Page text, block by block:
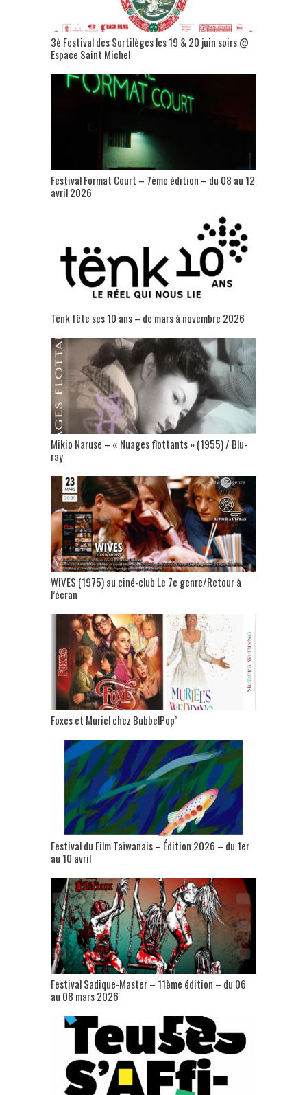
3è Festival des Sortilèges les 19 & 20 juin soirs @
Espace Saint Michel
Festival Format Court – 7ème édition – du 08 au 12
avril 2026
Tënk fête ses 10 ans – de mars à novembre 2026
Mikio Naruse – « Nuages flottants » (1955) / Blu-
ray
WIVES (1975) au ciné-club Le 7e genre/Retour à
l’écran
Foxes et Muriel chez BubbelPop’
Festival du Film Taïwanais – Édition 2026 – du 1er
au 10 avril
Festival Sadique-Master – 11ème édition – du 06
au 08 mars 2026